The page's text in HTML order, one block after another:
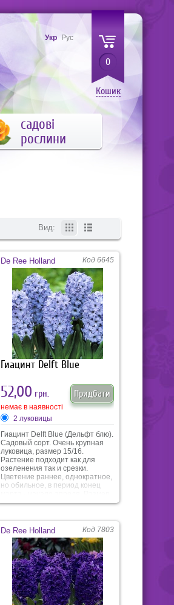
0
Кошик
Укр Рус
садові
рослини
Вид:
De Ree Holland Код 6645
Гиацинт Delft Blue
52,00 грн. Придбати
немає в наявності
2 луковицы
Гиацинт Delft Blue (Дельфт блю).
Садовый сорт. Очень крупная
луковица, размер 15/16.
Растение подходит как для
озеленения так и срезки.
Цветение раннее, однократное,
но обильное, в период конец
цветочка до 8 см, высота
самого растения до 30 см.
Даный сорт гиацинта имеет
нежный, легкий аромат. Оттенок
цветочка от глубинно-синего до
небесного голубого. Сорт
подходит как для зимней так и
весенней выгонки.
De Ree Holland Код 7803